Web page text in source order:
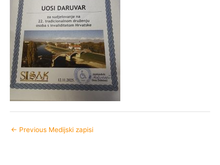
← Previous Medijski zapisi